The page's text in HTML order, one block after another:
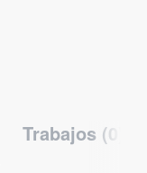
Trabajos (0)